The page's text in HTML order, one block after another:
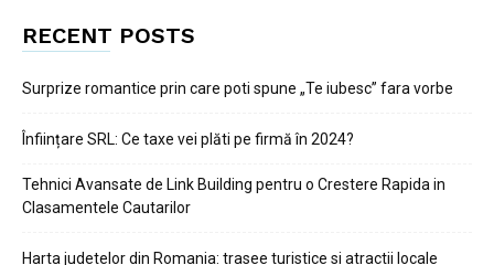
RECENT POSTS
Surprize romantice prin care poti spune „Te iubesc” fara vorbe
Înființare SRL: Ce taxe vei plăti pe firmă în 2024?
Tehnici Avansate de Link Building pentru o Crestere Rapida in
Clasamentele Cautarilor
Harta judetelor din Romania: trasee turistice si atractii locale